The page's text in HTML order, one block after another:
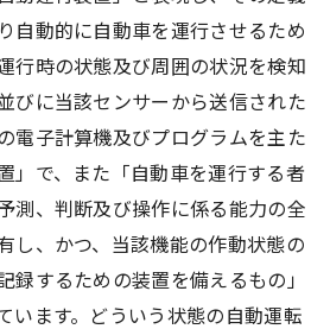
自動的に自動車を運行させるため
行時の状態及び周囲の状況を検知
びに当該センサーから送信された
電子計算機及びプログラムを主た
」で、また「自動車を運行する者
測、判断及び操作に係る能力の全
し、かつ、当該機能の作動状態の
録するための装置を備えるもの」
います。どういう状態の自動運転